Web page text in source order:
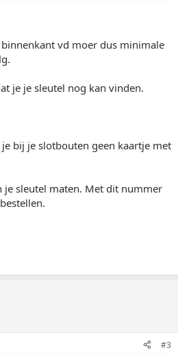
vd moer dus minimale
je je sleutel nog kan vinden.
bij je slotbouten geen kaartje met
je sleutel maten. Met dit nummer
#3